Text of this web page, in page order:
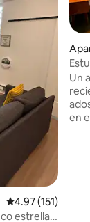
Calificación
4.97 (151)
estrellas
sey
el
Un
en